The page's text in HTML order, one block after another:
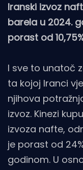
Iranski izvoz
barela u 2024.
porast od
I sve to unatoč
ta kojoj Iranci
njihova
izvoz. Kinezi
izvoza nafte,
je porast od
godinom. U